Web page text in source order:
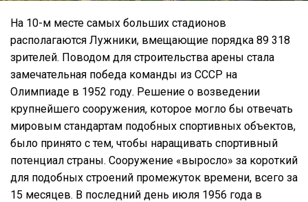
На 10-м месте самых больших стадионов
располагаются Лужники, вмещающие порядка 89 318
зрителей. Поводом для строительства арены стала
замечательная победа команды из СССР на
Олимпиаде в 1952 году. Решение о возведении
крупнейшего сооружения, которое могло бы отвечать
мировым стандартам подобных спортивных объектов,
было принято с тем, чтобы наращивать спортивный
потенциал страны. Сооружение «выросло» за короткий
для подобных строений промежуток времени, всего за
15 месяцев. В последний день июля 1956 года в